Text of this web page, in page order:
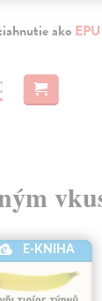
ako
E-KNIHA